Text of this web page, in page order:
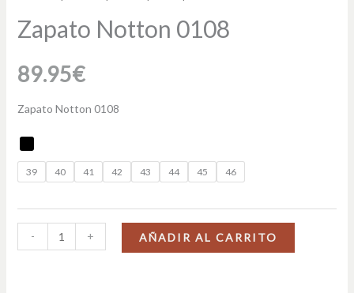
Zapato Notton 0108
89.95€
Zapato Notton 0108
39 40 41 42 43 44 45 46
- + AÑADIR AL CARRITO